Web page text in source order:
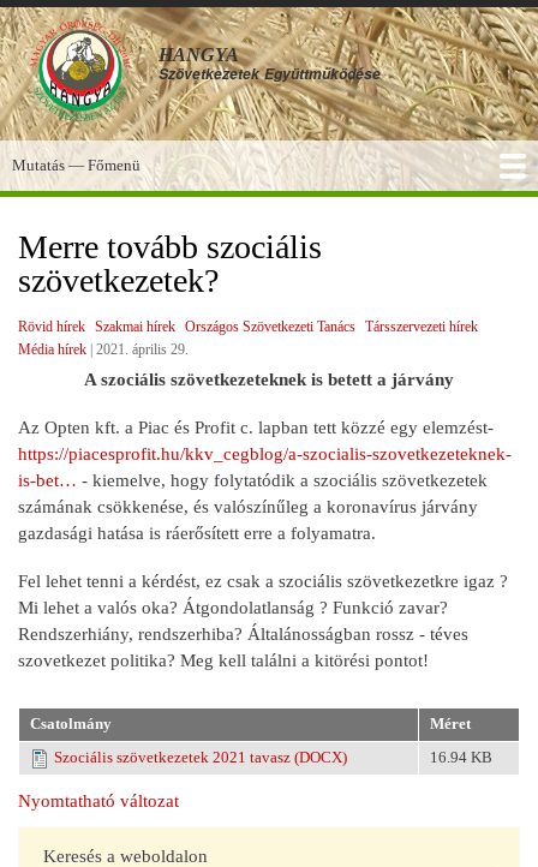
Ugrás
a
tartalomra
HANGYA
Szövetkezetek Együttműködése
Főmenü
Mutatás — Főmenü
Merre tovább szociális
szövetkezetek?
Rövid hírek Szakmai hírek Országos Szövetkezeti Tanács Társszervezeti hírek
Média hírek 2021. április 29.
A szociális szövetkezeteknek is betett a járvány
Az Opten kft. a Piac és Profit c. lapban tett közzé egy elemzést-
https://piacesprofit.hu/kkv_cegblog/a-szocialis-szovetkezeteknek-
is-bet… - kiemelve, hogy folytatódik a szociális szövetkezetek
számának csökkenése, és valószínűleg a koronavírus járvány
gazdasági hatása is ráerősített erre a folyamatra.
Fel lehet tenni a kérdést, ez csak a szociális szövetkezetkre igaz ?
Mi lehet a valós oka? Átgondolatlanság ? Funkció zavar?
Rendszerhiány, rendszerhiba? Általánosságban rossz - téves
szovetkezet politika? Meg kell találni a kitörési pontot!
Csatolmány
Méret
Szociális szövetkezetek 2021 tavasz (DOCX)
16.94 KB
Nyomtatható változat
Keresés a weboldalon